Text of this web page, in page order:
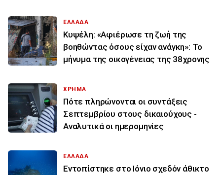
ΕΛΛΑΔΑ
Κυψέλη: «Αφιέρωσε τη ζωή της
βοηθώντας όσους είχαν ανάγκη»: Το
μήνυμα της οικογένειας της 38χρονης
ΧΡΗΜΑ
Πότε πληρώνονται οι συντάξεις
Σεπτεμβρίου στους δικαιούχους -
Αναλυτικά οι ημερομηνίες
ΕΛΛΑΔΑ
Εντοπίστηκε στο Ιόνιο σχεδόν άθικτο